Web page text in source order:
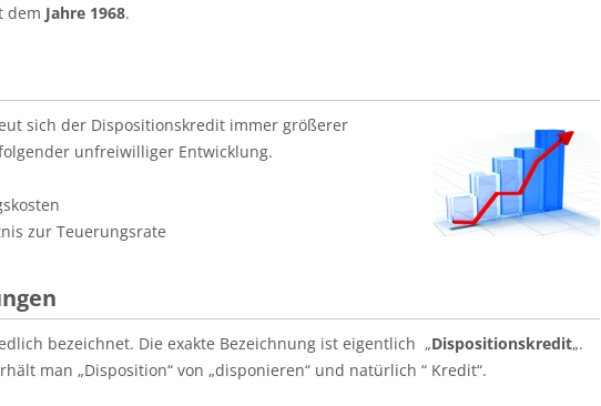
dem Jahre 1968.
sich der Dispositionskredit immer größerer
unfreiwilliger Entwicklung.
zur Teuerungsrate
bezeichnet. Die exakte Bezeichnung ist eigentlich „Dispositionskredit„.
man „Disposition“ von „disponieren“ und natürlich “ Kredit“.